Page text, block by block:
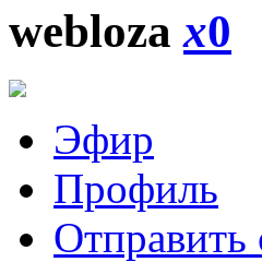
weblozax0
Эфир
Профиль